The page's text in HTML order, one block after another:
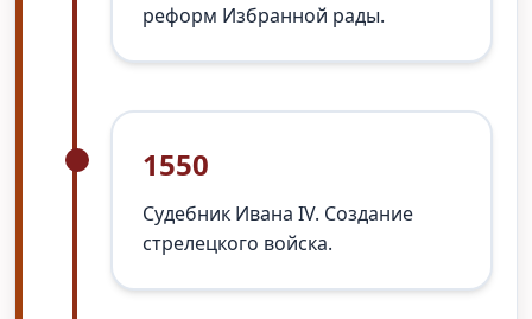
реформ Избранной рады.
1550
Судебник Ивана IV. Создание
стрелецкого войска.